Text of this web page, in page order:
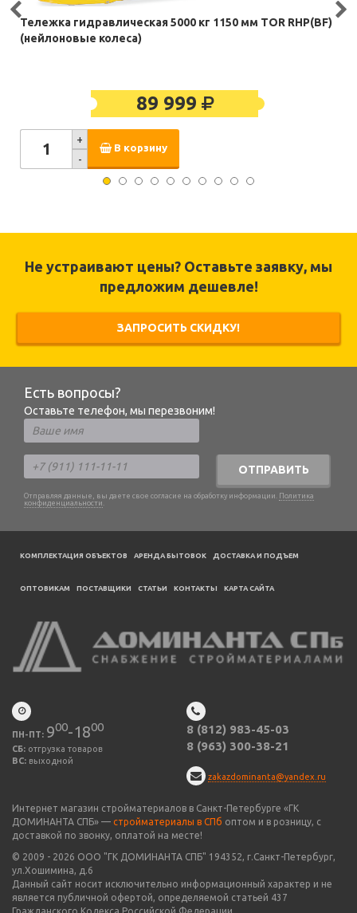
Тележка гидравлическая 5000 кг 1150 мм TOR RHP(BF)
(нейлоновые колеса)
89 999
+
-
В корзину
Не устраивают цены? Оставьте заявку, мы
предложим дешевле!
ЗАПРОСИТЬ СКИДКУ!
Есть вопросы?
Оставьте телефон, мы перезвоним!
ОТПРАВИТЬ
Отправляя данные, вы даете свое согласие на обработку информации. Политика
конфиденциальности .
КОМПЛЕКТАЦИЯ ОБЪЕКТОВ АРЕНДА БЫТОВОК ДОСТАВКА И ПОДЪЕМ
ОПТОВИКАМ ПОСТАВЩИКИ CТАТЬИ КОНТАКТЫ КАРТА САЙТА
ПН-ПТ: 900-1800
СБ: отгрузка товаров
ВС: выходной
8 (812) 983-45-03
8 (963) 300-38-21
zakazdominanta@yandex.ru
Интернет магазин стройматериалов в Санкт-Петербурге «ГК
ДОМИНАНТА СПБ» — стройматериалы в СПб оптом и в розницу, с
доставкой по звонку, оплатой на месте!
© 2009 - 2026 ООО "ГК ДОМИНАНТА СПБ" 194352, г.Санкт-Петербург,
ул.Хошимина, д.6
Данный сайт носит исключительно информационный характер и не
является публичной офертой, определяемой статьей 437
Гражданского Кодекса Российской Федерации.